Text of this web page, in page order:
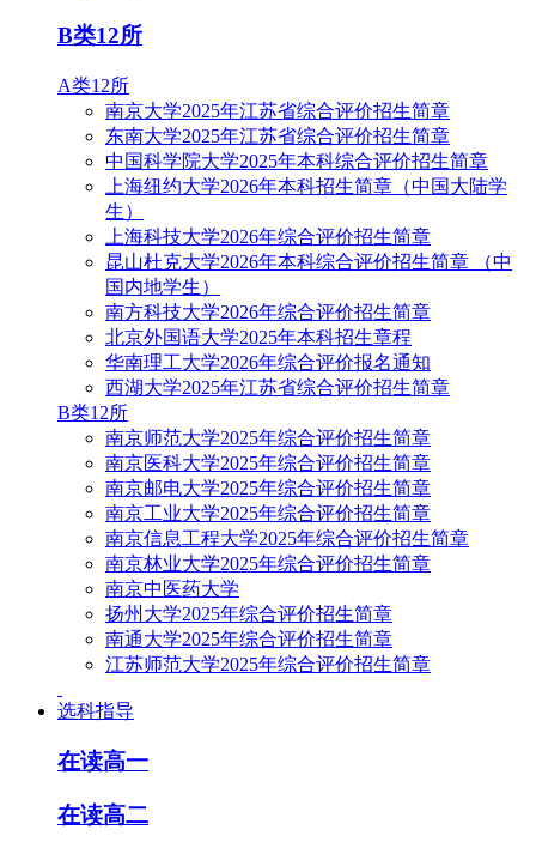
B类12所
A类12所
南京大学2025年江苏省综合评价招生简章
东南大学2025年江苏省综合评价招生简章
中国科学院大学2025年本科综合评价招生简章
上海纽约大学2026年本科招生简章（中国大陆学
生）
上海科技大学2026年综合评价招生简章
昆山杜克大学2026年本科综合评价招生简章 （中
国内地学生）
南方科技大学2026年综合评价招生简章
北京外国语大学2025年本科招生章程
华南理工大学2026年综合评价报名通知
西湖大学2025年江苏省综合评价招生简章
B类12所
南京师范大学2025年综合评价招生简章
南京医科大学2025年综合评价招生简章
南京邮电大学2025年综合评价招生简章
南京工业大学2025年综合评价招生简章
南京信息工程大学2025年综合评价招生简章
南京林业大学2025年综合评价招生简章
南京中医药大学
扬州大学2025年综合评价招生简章
南通大学2025年综合评价招生简章
江苏师范大学2025年综合评价招生简章
选科指导
在读高一
在读高二